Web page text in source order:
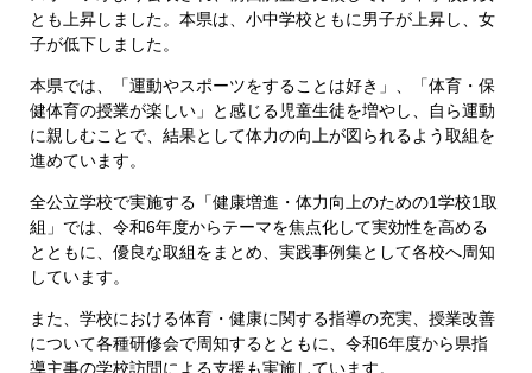
とも上昇しました。本県は、小中学校ともに男子が上昇し、女
子が低下しました。
本県では、「運動やスポーツをすることは好き」、「体育・保
健体育の授業が楽しい」と感じる児童生徒を増やし、自ら運動
に親しむことで、結果として体力の向上が図られるよう取組を
進めています。
全公立学校で実施する「健康増進・体力向上のための1学校1取
組」では、令和6年度からテーマを焦点化して実効性を高める
とともに、優良な取組をまとめ、実践事例集として各校へ周知
しています。
また、学校における体育・健康に関する指導の充実、授業改善
について各種研修会で周知するとともに、令和6年度から県指
導主事の学校訪問による支援も実施しています。